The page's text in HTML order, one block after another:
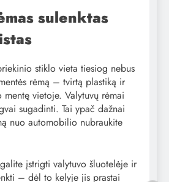
sulenktas
stiklo vieta tiesiog nebus
rėmą – tvirtą plastiką ir
vietoje. Valytuvų rėmai
sugadinti. Tai ypač dažnai
nuo automobilio nubraukite
įstrigti valytuvo šluotelėje ir
– dėl to kelyje jis prastai